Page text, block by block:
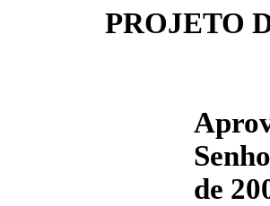
PROJETO
de